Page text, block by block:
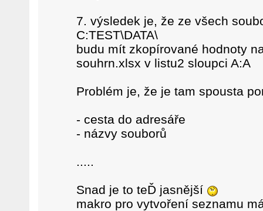
7. výsledek je, že ze všech
C:TEST\DATA\
budu mít zkopírované hodnoty
souhrn.xlsx v listu2 sloupci A:A
Problém je, že je tam spousta
- cesta do adresáře
- názvy souborů
.....
Snad je to teĎ jasnější
makro pro vytvoření seznamu